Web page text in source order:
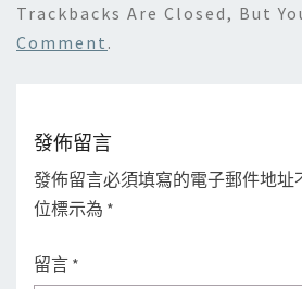
Trackbacks Are Closed, But
Comment .
發佈留言
發佈留言必須填寫的電子郵件地址
位標示為 *
留言 *